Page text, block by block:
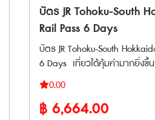
ต่างหาก * บางขบวนมีเฉพาะที่นั่งแบบจอง
เท่านั้น และไม่สามารถจองบนขบว
จองล่วงหน้าที่เคาน์เตอร์ให้บริการ * สามาร
ทำการจองที่นั่งล่วงได้ที่ เครื่อง
อัตโนมัติและเคาน์เตอร์บริการ * สามารถ
จองที่ล่วงหน้าออนไลน์ได้ที่ "JR-
Pass (สามารถเลือกเข้าชมได้ 3
บัตร JR Tohoku-South
Rail Pass 6 Days
บัตร JR Tohoku-South
6 Days เที่ยวได้คุ้มค่ามากยิ่งขึ้
สามารถใช้โดยสารรถไฟชินคังเซ็
ด่วนพิเศษ ใน ภูมิภาคโทโฮคุ และ
ตอนล่าง เป็นตัวเลือกเพิ่มเติมจาก JR East-
0.00
฿ 6,664.00